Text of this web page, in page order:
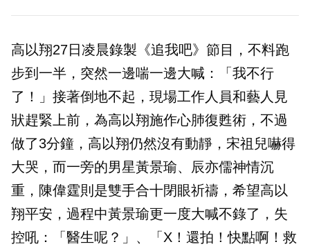
高以翔27日凌晨錄製《追我吧》節目，不料跑
步到一半，突然一邊喘一邊大喊：「我不行
了！」接著倒地不起，現場工作人員和藝人見
狀趕緊上前，為高以翔施作心肺復甦術，不過
做了3分鐘，高以翔仍然沒有動靜，宋祖兒嚇得
大哭，而一旁的男星黃景瑜、辰亦儒神情沉
重，陳偉霆則是雙手合十閉眼祈禱，希望高以
翔平安，過程中黃景瑜更一度大喊不錄了，失
控吼：「醫生呢？」、「X！還拍！快點啊！救